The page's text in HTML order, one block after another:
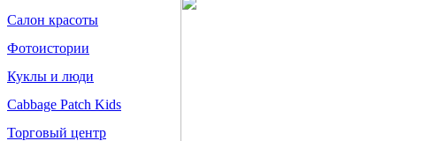
Салон красоты
Фотоистории
Куклы и люди
Cabbage Patch Kids
Торговый центр